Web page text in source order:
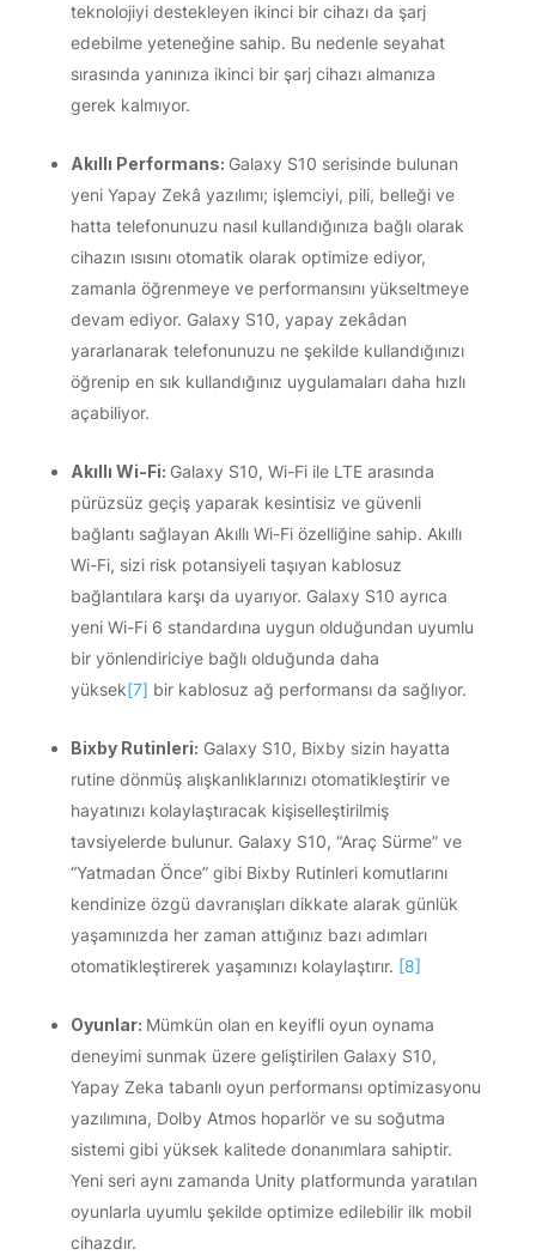
teknolojiyi destekleyen ikinci bir cihazı da şarj
edebilme yeteneğine sahip. Bu nedenle seyahat
sırasında yanınıza ikinci bir şarj cihazı almanıza
gerek kalmıyor.
Akıllı Performans: Galaxy S10 serisinde bulunan
yeni Yapay Zekâ yazılımı; işlemciyi, pili, belleği ve
hatta telefonunuzu nasıl kullandığınıza bağlı olarak
cihazın ısısını otomatik olarak optimize ediyor,
zamanla öğrenmeye ve performansını yükseltmeye
devam ediyor. Galaxy S10, yapay zekâdan
yararlanarak telefonunuzu ne şekilde kullandığınızı
öğrenip en sık kullandığınız uygulamaları daha hızlı
açabiliyor.
Akıllı Wi-Fi: Galaxy S10, Wi-Fi ile LTE arasında
pürüzsüz geçiş yaparak kesintisiz ve güvenli
bağlantı sağlayan Akıllı Wi-Fi özelliğine sahip. Akıllı
Wi-Fi, sizi risk potansiyeli taşıyan kablosuz
bağlantılara karşı da uyarıyor. Galaxy S10 ayrıca
yeni Wi-Fi 6 standardına uygun olduğundan uyumlu
bir yönlendiriciye bağlı olduğunda daha
yüksek[7] bir kablosuz ağ performansı da sağlıyor.
Bixby Rutinleri: Galaxy S10, Bixby sizin hayatta
rutine dönmüş alışkanlıklarınızı otomatikleştirir ve
hayatınızı kolaylaştıracak kişiselleştirilmiş
tavsiyelerde bulunur. Galaxy S10, “Araç Sürme” ve
“Yatmadan Önce” gibi Bixby Rutinleri komutlarını
kendinize özgü davranışları dikkate alarak günlük
yaşamınızda her zaman attığınız bazı adımları
otomatikleştirerek yaşamınızı kolaylaştırır. [8]
Oyunlar: Mümkün olan en keyifli oyun oynama
deneyimi sunmak üzere geliştirilen Galaxy S10,
Yapay Zeka tabanlı oyun performansı optimizasyonu
yazılımına, Dolby Atmos hoparlör ve su soğutma
sistemi gibi yüksek kalitede donanımlara sahiptir.
Yeni seri aynı zamanda Unity platformunda yaratılan
oyunlarla uyumlu şekilde optimize edilebilir ilk mobil
cihazdır.